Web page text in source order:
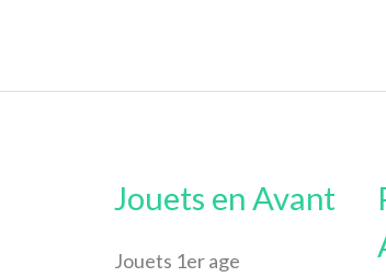
Jouets en Avant
Jouets 1er age